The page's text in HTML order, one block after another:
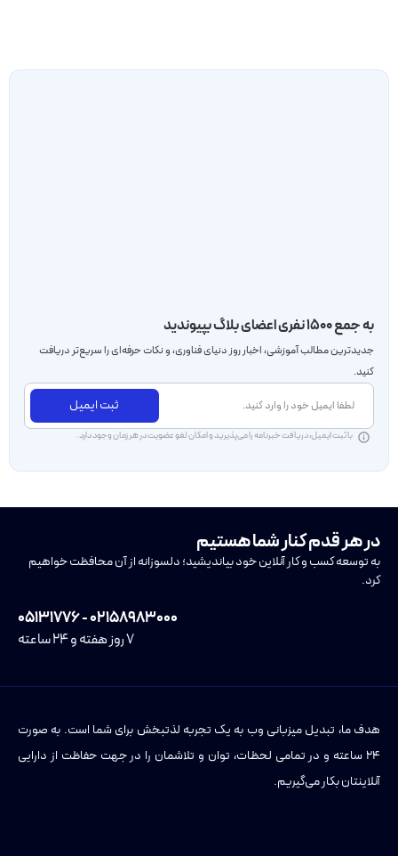
به جمع ۱۵۰۰ نفری اعضای بلاگ بپیوندید
جدید‌ترین مطالب آموزشی، اخبار روز دنیای فناوری، و نکات حرفه‌ای را سریع‌تر دریافت
کنید.
ثبت ایمیل
با ثبت ایمیل، دریافت خبرنامه را می‌پذیرید و امکان لغو عضویت در هر زمان وجود دارد.
در هر قدم کنار شما هستیم
به توسعه کسب و کار آنلاین خود بیاندیشید؛ دلسوزانه از آن محافظت خواهیم
کرد.
۰۲۱۵۸۹۸۳۰۰۰ - ۰۵۱۳۱۷۷۶
۷ روز هفته و ۲۴ ساعته
هدف ما، تبدیل میزبانی وب به یک تجربه لذتبخش برای شما است. به صورت
۲۴ ساعته و در تمامی لحظات، توان و تلاشمان را در جهت حفاظت از دارایی
آنلاینتان بکار می‌گیریم.